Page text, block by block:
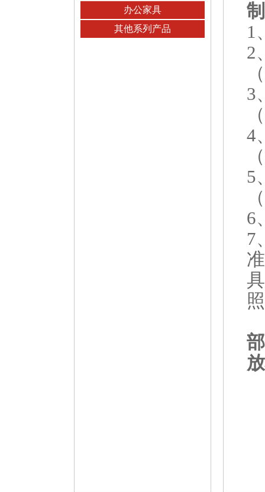
办公家具
其他系列产品
1
2
3
4
5
6
7